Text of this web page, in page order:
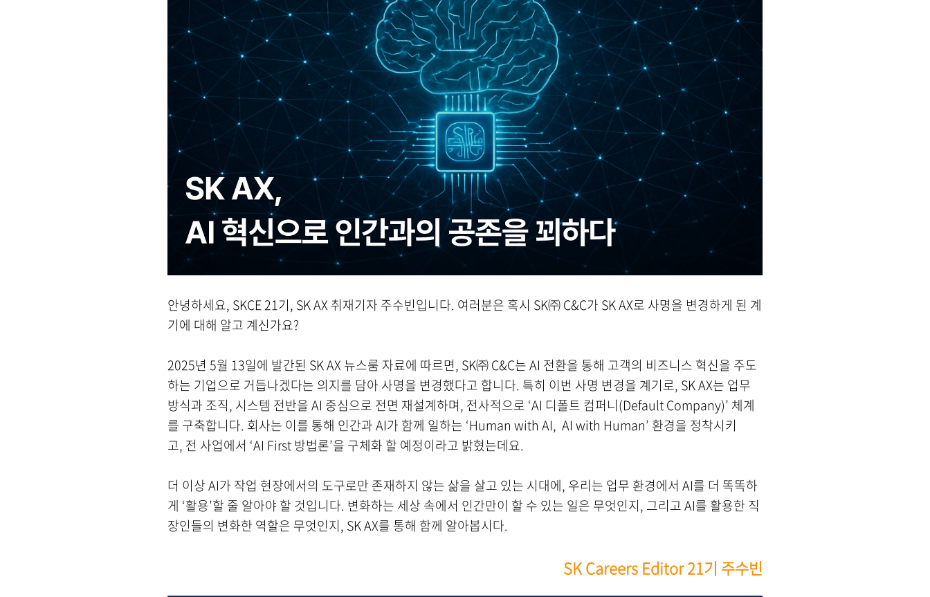
안녕하세요, SKCE 21기, SK AX 취재기자 주수빈입니다. 여러분은 혹시 SK㈜ C&C가 SK AX로 사명을 변경하게 된 계
기에 대해 알고 계신가요?
2025년 5월 13일에 발간된 SK AX 뉴스룸 자료에 따르면, SK㈜ C&C는 AI 전환을 통해 고객의 비즈니스 혁신을 주도
하는 기업으로 거듭나겠다는 의지를 담아 사명을 변경했다고 합니다. 특히 이번 사명 변경을 계기로, SK AX는 업무
방식과 조직, 시스템 전반을 AI 중심으로 전면 재설계하며, 전사적으로 ‘AI 디폴트 컴퍼니(Default Company)’ 체계
를 구축합니다. 회사는 이를 통해 인간과 AI가 함께 일하는 ‘Human with AI, AI with Human’ 환경을 정착시키
고, 전 사업에서 ‘AI First 방법론’을 구체화 할 예정이라고 밝혔는데요.
더 이상 AI가 작업 현장에서의 도구로만 존재하지 않는 삶을 살고 있는 시대에, 우리는 업무 환경에서 AI를 더 똑똑하
게 ‘활용’할 줄 알아야 할 것입니다. 변화하는 세상 속에서 인간만이 할 수 있는 일은 무엇인지, 그리고 AI를 활용한 직
장인들의 변화한 역할은 무엇인지, SK AX를 통해 함께 알아봅시다.
SK Careers Editor 21기 주수빈